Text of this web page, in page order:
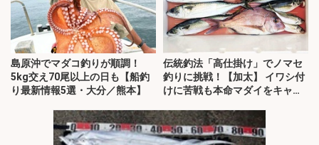
島原沖でマダコ釣りが順調！
5kg交え70尾以上の日も【船釣
り最新情報5選・大分／熊本】
伝統釣法「高仕掛け」でノマセ
釣りに挑戦！【加太】 イワシ付
けに苦戦も本命マダイをキャッ